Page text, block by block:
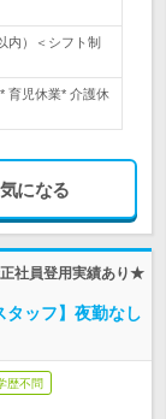
内）＜シフト制
育児休業* 介護休
気になる
社員登用実績あり★
タッフ】夜勤なし
歴不問